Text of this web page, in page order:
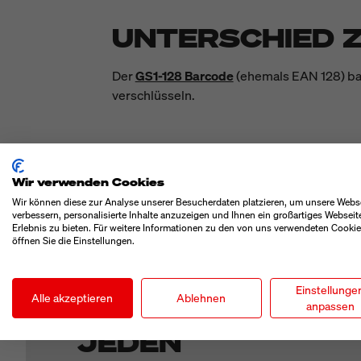
UNTERSCHIED
DerGS1-128 Barcode(ehemals EAN 128)
verschlüsseln.
KENNZEICHNUNG
JEDEN
Wir verwenden Cookies
Wir können diese zur Analyse unserer Besucherdaten platzieren, um unsere
verbessern, personalisierte Inhalte anzuzeigen und Ihnen ein großartiges
Erlebnis zu bieten. Für weitere Informationen zu den von uns verwendeten
öffnen Sie die Einstellungen.
Alle akzeptieren Ablehnen
anpassen